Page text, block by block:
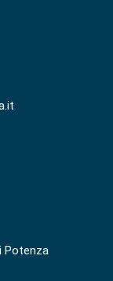
Potenza